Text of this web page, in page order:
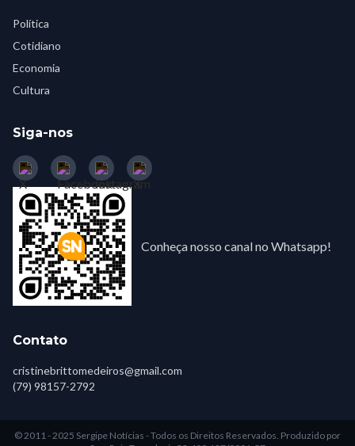
Política
Cotidiano
Economia
Cultura
Siga-nos
Conheça nosso canal no Whatsapp!
Contato
cristinebrittomedeiros@gmail.com
(79) 98157-2792
© 2011 - 2025 Sergipe Notícias - Todos os Direitos Reservados. Produzido por